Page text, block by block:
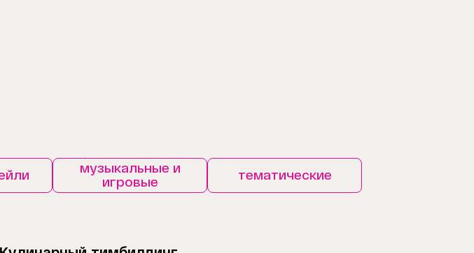
музыкальные и
игровые
тематические